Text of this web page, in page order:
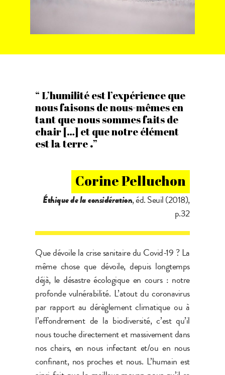
“ L’humilité est l’expérience que
nous faisons de nous-mêmes en
tant que nous sommes faits de
chair […] et que notre élément
est la terre.”
Corine Pelluchon
Éthique de la considération, éd. Seuil (2018),
p.32
Que dévoile la crise sanitaire du Covid-19 ? La
même chose que dévoile, depuis longtemps
déjà, le désastre écologique en cours : notre
profonde vulnérabilité. L’atout du coronavirus
par rapport au dérèglement climatique ou à
l’effondrement de la biodiversité, c’est qu’il
nous touche directement et massivement dans
nos chairs, en nous infectant et/ou en nous
confinant, nos proches et nous. L’humain est